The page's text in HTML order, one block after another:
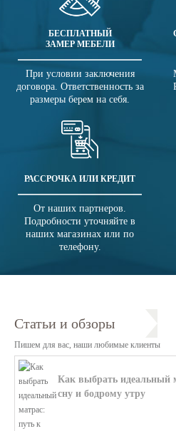
БЕСПЛАТНЫЙ
ЗАМЕР МЕБЕЛИ
При условии заключения
договора. Ответственность за
размеры берем на себя.
РАССРОЧКА ИЛИ КРЕДИТ
От наших партнеров.
Подробности уточняйте в
наших магазинах или по
телефону.
Статьи и обзоры
Пишем для вас, наши любимые клиенты
Как выбрать идеальный
сну и бодрому утру